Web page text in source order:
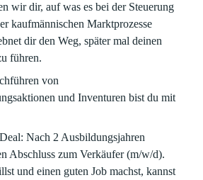
wir dir, auf was es bei der Steuerung
kaufmännischen Marktprozesse
dir den Weg, später mal deinen
führen.
von
und Inventuren bist du mit
Nach 2 Ausbildungsjahren
Abschluss zum Verkäufer (m/w/d).
und einen guten Job machst, kannst